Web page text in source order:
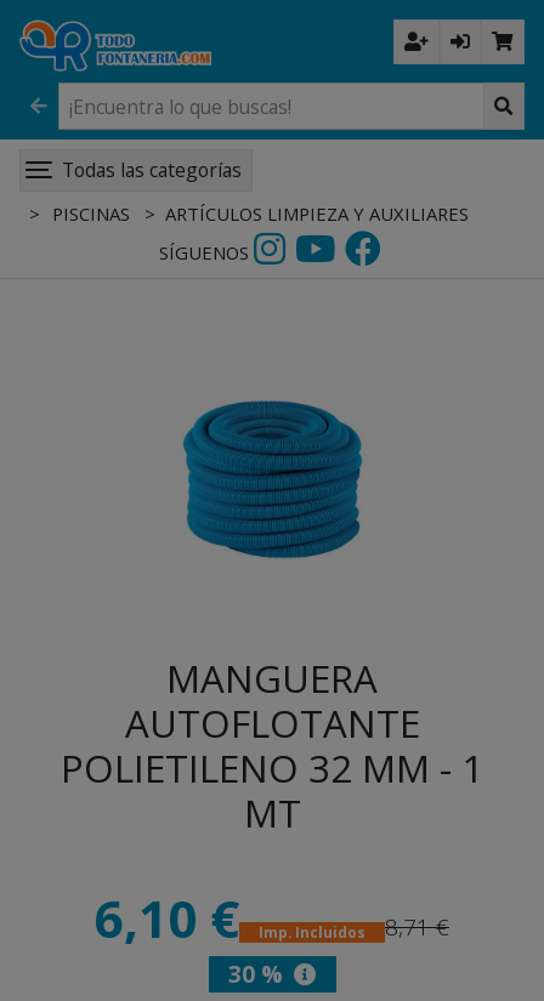
Todas las categorías
PISCINAS
ARTÍCULOS LIMPIEZA Y AUXILIARES
SÍGUENOS
MANGUERA
AUTOFLOTANTE
POLIETILENO 32 MM - 1
MT
6,10 € Imp. Incluidos
8,71 €
30 %